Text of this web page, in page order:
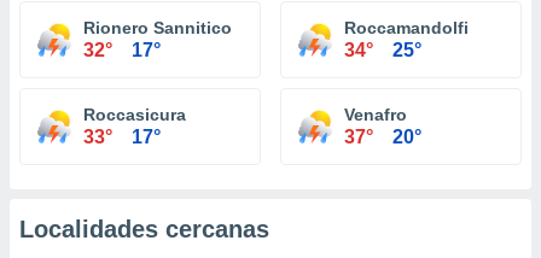
Rionero Sannitico
32° 17°
Roccamandolfi
34° 25°
Roccasicura
33° 17°
Venafro
37° 20°
Localidades cercanas